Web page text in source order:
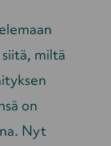
miltä
on
Nyt